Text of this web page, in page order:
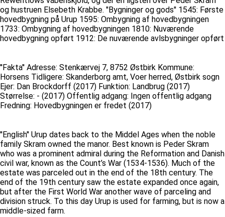
og hustruen Elsebeth Krabbe. ''Bygninger og gods'' 1545: Første
hovedbygning på Urup 1595: Ombygning af hovedbygningen
1733: Ombygning af hovedbygningen 1810: Nuværende
hovedbygning opført 1912: De nuværende avlsbygninger opført
''Fakta'' Adresse: Stenkærvej 7, 8752 Østbirk Kommune:
Horsens Tidligere: Skanderborg amt, Voer herred, Østbirk sogn
Ejer: Dan Brockdorff (2017) Funktion: Landbrug (2017)
Størrelse: - (2017) Offentlig adgang: Ingen offentlig adgang
Fredning: Hovedbygningen er fredet (2017)
''English'' Urup dates back to the Middel Ages when the noble
family Skram owned the manor. Best known is Peder Skram
who was a prominent admiral during the Reformation and Danish
civil war, known as the Count’s War (1534-1536). Much of the
estate was parceled out in the end of the 18th century. The
end of the 19th century saw the estate expanded once again,
but after the First World War another wave of parceling and
division struck. To this day Urup is used for farming, but is now a
middle-sized farm.